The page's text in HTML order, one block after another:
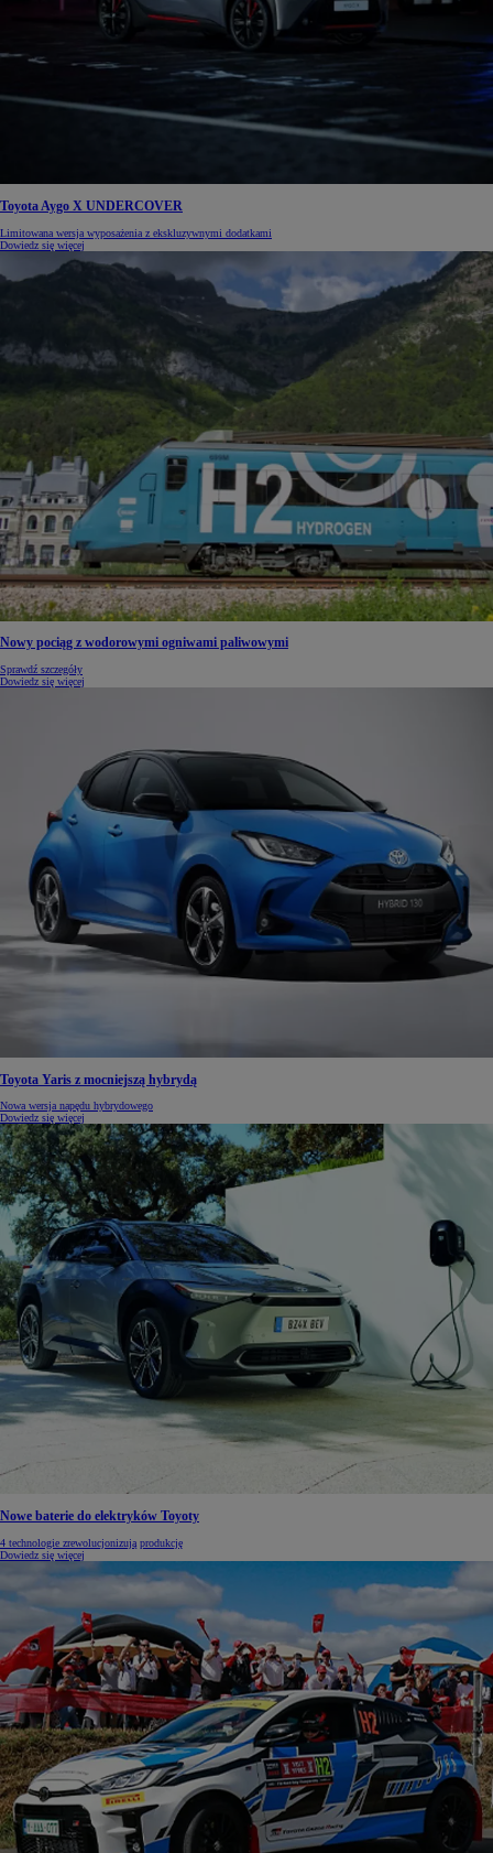
Toyota Aygo X UNDERCOVER
Limitowana wersja wyposażenia z ekskluzywnymi dodatkami
Dowiedz się więcej
Nowy pociąg z wodorowymi ogniwami paliwowymi
Sprawdź szczegóły
Dowiedz się więcej
Toyota Yaris z mocniejszą hybrydą
Nowa wersja napędu hybrydowego
Dowiedz się więcej
Nowe baterie do elektryków Toyoty
4 technologie zrewolucjonizują produkcję
Dowiedz się więcej